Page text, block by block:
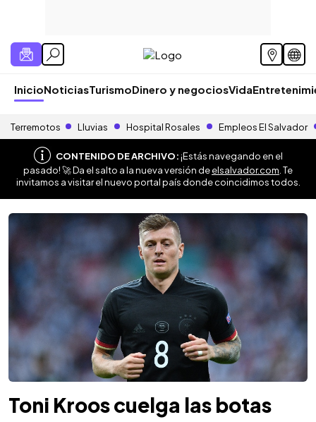
InicioNoticiasTurismoDinero y negociosVida
Terremotos Lluvias Hospital Rosales Empleos El Salvador
CONTENIDO DE ARCHIVO:¡Estás navegando en el
pasado! 🚀 Da el salto a la nueva versión deelsalvador.com . Te
invitamos a visitar el nuevo portal país donde coincidimos todos.
Toni Kroos cuelga las botas